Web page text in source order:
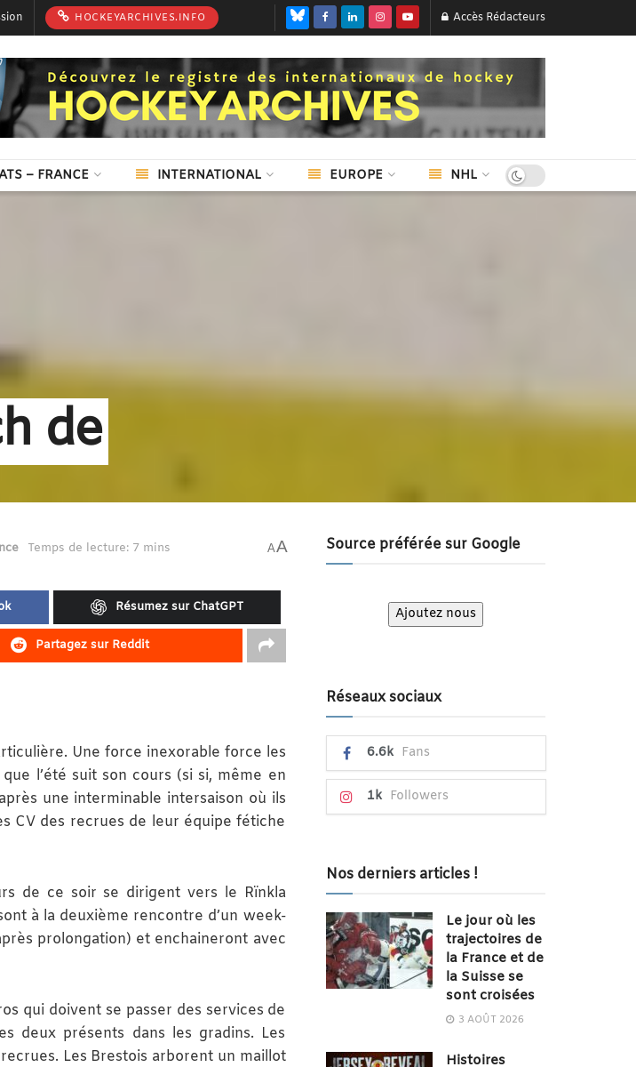
HOCKEYARCHIVES.INFO Accès Rédacteurs
– FRANCE INTERNATIONAL EUROPE NHL
de
Temps de lecture: 7 mins AA
Résumez sur ChatGPT
Partagez sur Reddit
Une force inexorable force les
l’été suit son cours (si si, même en
une interminable intersaison où ils
CV des recrues de leur équipe fétiche
de ce soir se dirigent vers le Rïnkla
à la deuxième rencontre d’un week-
prolongation) et enchaineront avec
qui doivent se passer des services de
deux présents dans les gradins. Les
Les Brestois arborent un maillot
Source préférée sur Google
Ajoutez nous
Réseaux sociaux
6.6k Fans
1k Followers
Nos derniers articles !
Le jour où les
trajectoires de
la France et de
la Suisse se
sont croisées
3 AOÛT 2026
Histoires